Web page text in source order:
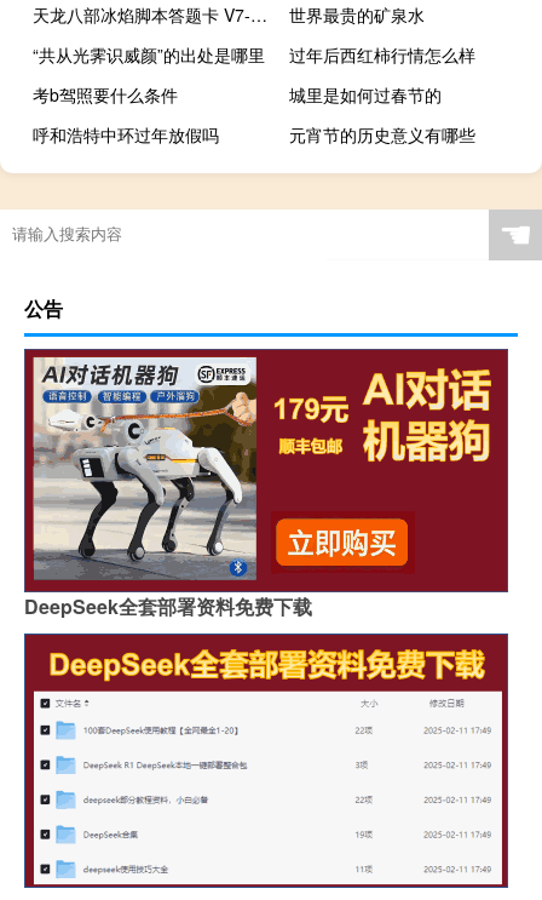
天龙八部冰焰脚本答题卡 V7-180729A 官方免费版（天龙八部冰焰脚本答题卡 V7-180729A 官方免费版功能简介）
世界最贵的矿泉水
“共从光霁识威颜”的出处是哪里
过年后西红柿行情怎么样
考b驾照要什么条件
城里是如何过春节的
呼和浩特中环过年放假吗
元宵节的历史意义有哪些
☚
公告
DeepSeek全套部署资料免费下载